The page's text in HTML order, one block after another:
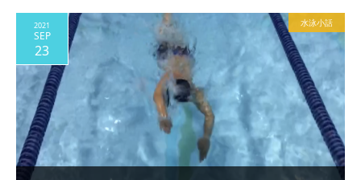
2021
SEP
23
水泳小話